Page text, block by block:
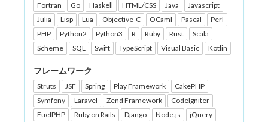
Fortran
Go Haskell HTML/CSS Java
Javascript
Julia
Lisp Lua Objective-C OCaml Pascal
Perl
PHP
Python2 Python3 R Ruby Rust
Scala
Scheme
SQL Swift TypeScript Visual Basic Kotlin
フレームワーク
Struts JSF Spring Play Framework
CakePHP
Symfony
Laravel Zend Framework
CodeIgniter
FuelPHP
Ruby on Rails Django Node.js
jQuery